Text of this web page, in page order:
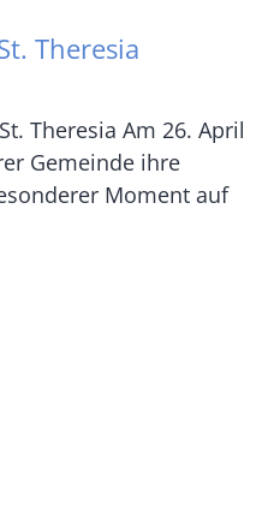
Theresia
Theresia Am 26. April
Gemeinde ihre
Moment auf